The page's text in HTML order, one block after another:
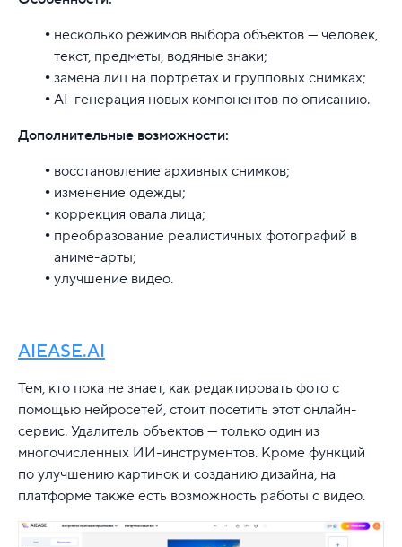
несколько режимов выбора объектов — человек,
текст, предметы, водяные знаки;
замена лиц на портретах и групповых снимках;
AI-генерация новых компонентов по описанию.
Дополнительные возможности:
восстановление архивных снимков;
изменение одежды;
коррекция овала лица;
преобразование реалистичных фотографий в
аниме-арты;
улучшение видео.
AIEASE.AI
Тем, кто пока не знает, как редактировать фото с
помощью нейросетей, стоит посетить этот онлайн-
сервис. Удалитель объектов — только один из
многочисленных ИИ-инструментов. Кроме функций
по улучшению картинок и созданию дизайна, на
платформе также есть возможность работы с видео.